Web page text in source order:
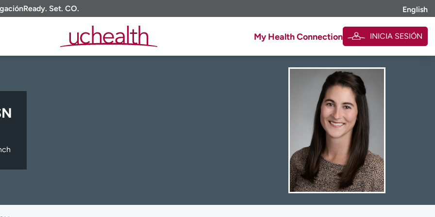
Ready. Set. CO. English
My Health Connection INICIA SESIÓN